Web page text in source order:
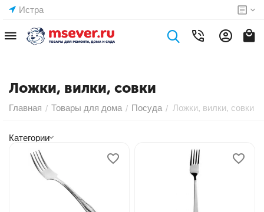
Истра
Ложки, вилки, совки
Главная / Товары для дома / Посуда / Ложки, вилки, совки
Категории